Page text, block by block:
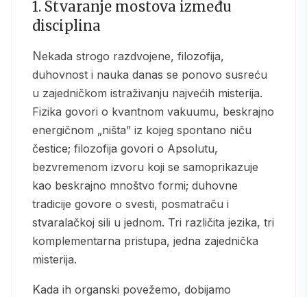
1. Stvaranje mostova između
disciplina
Nekada strogo razdvojene, filozofija,
duhovnost i nauka danas se ponovo susreću
u zajedničkom istraživanju najvećih misterija.
Fizika govori o kvantnom vakuumu, beskrajno
energičnom „ništa” iz kojeg spontano niču
čestice; filozofija govori o Apsolutu,
bezvremenom izvoru koji se samoprikazuje
kao beskrajno mnoštvo formi; duhovne
tradicije govore o svesti, posmatraču i
stvaralačkoj sili u jednom. Tri različita jezika, tri
komplementarna pristupa, jedna zajednička
misterija.
Kada ih organski povežemo, dobijamo